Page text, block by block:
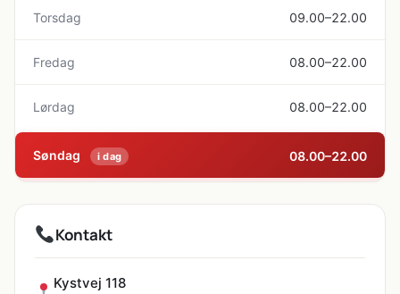
Torsdag 09.00–22.00
Fredag 08.00–22.00
Lørdag 08.00–22.00
Søndag i dag 08.00–22.00
Kontakt
Kystvej 118